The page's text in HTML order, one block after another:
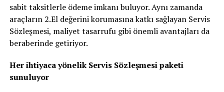
sabit taksitlerle ödeme imkanı buluyor. Aynı zamanda
araçların 2.El değerini korumasına katkı sağlayan Servis
Sözleşmesi, maliyet tasarrufu gibi önemli avantajları da
beraberinde getiriyor.
Her ihtiyaca yönelik Servis Sözleşmesi paketi
sunuluyor